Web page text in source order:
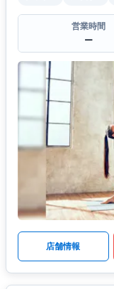
営業時間
ー
店舗情報